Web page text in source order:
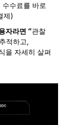
수료를 바로
제)
자라면 “관찰
적하고,
을 자세히 살펴